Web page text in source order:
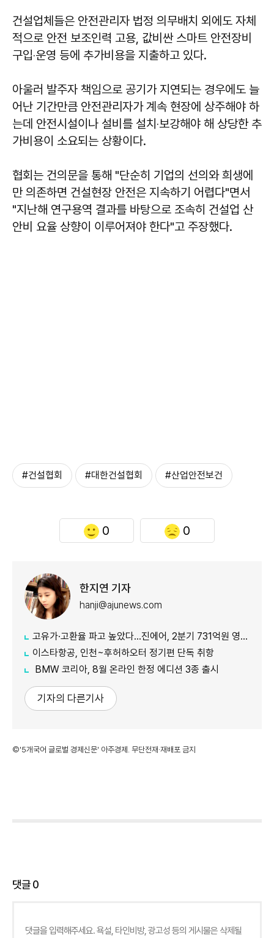
건설업체들은 안전관리자 법정 의무배치 외에도 자체
적으로 안전 보조인력 고용, 값비싼 스마트 안전장비
구입‧운영 등에 추가비용을 지출하고 있다.
아울러 발주자 책임으로 공기가 지연되는 경우에도 늘
어난 기간만큼 안전관리자가 계속 현장에 상주해야 하
는데 안전시설이나 설비를 설치‧보강해야 해 상당한 추
가비용이 소요되는 상황이다.
협회는 건의문을 통해 "단순히 기업의 선의와 희생에
만 의존하면 건설현장 안전은 지속하기 어렵다"면서
"지난해 연구용역 결과를 바탕으로 조속히 건설업 산
안비 요율 상향이 이루어져야 한다"고 주장했다.
#건설협회 #대한건설협회 #산업안전보건
0 0
한지연 기자
hanji@ajunews.com
고유가·고환율 파고 높았다…진에어, 2분기 731억원 영업적자
이스타항공, 인천~후허하오터 정기편 단독 취항
BMW 코리아, 8월 온라인 한정 에디션 3종 출시
기자의 다른기사
©'5개국어 글로벌 경제신문' 아주경제. 무단전재·재배포 금지
댓글0